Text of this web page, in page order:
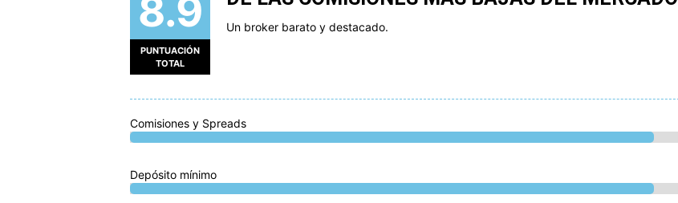
8.9
PUNTUACIÓN
TOTAL
Un broker barato y destacado.
Comisiones y Spreads
Depósito mínimo